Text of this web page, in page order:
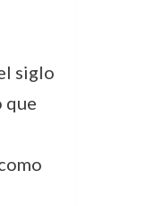
siglo
que